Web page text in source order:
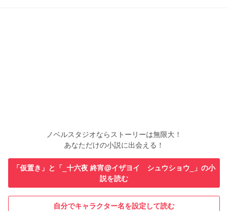
ノベルスタジオならストーリーは無限大！
あなただけの小説に出会える！
「仮置き」と「_十六夜 終宵@イザヨイ シュウショウ_」の小
説を読む
自分でキャラクター名を設定して読む